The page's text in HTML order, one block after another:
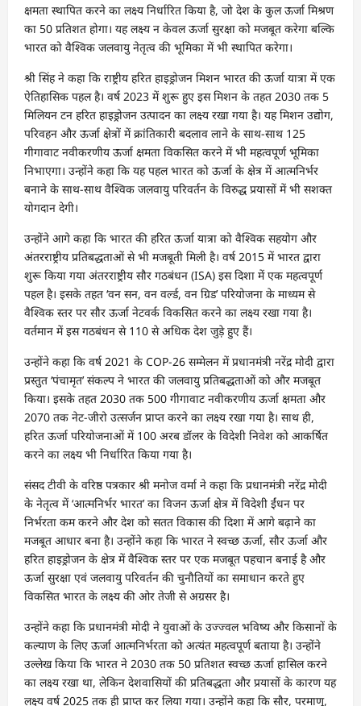
क्षमता स्थापित करने का लक्ष्य निर्धारित किया है, जो देश के कुल ऊर्जा मिश्रण
का 50 प्रतिशत होगा। यह लक्ष्य न केवल ऊर्जा सुरक्षा को मजबूत करेगा बल्कि
भारत को वैश्विक जलवायु नेतृत्व की भूमिका में भी स्थापित करेगा।
श्री सिंह ने कहा कि राष्ट्रीय हरित हाइड्रोजन मिशन भारत की ऊर्जा यात्रा में एक
ऐतिहासिक पहल है। वर्ष 2023 में शुरू हुए इस मिशन के तहत 2030 तक 5
मिलियन टन हरित हाइड्रोजन उत्पादन का लक्ष्य रखा गया है। यह मिशन उद्योग,
परिवहन और ऊर्जा क्षेत्रों में क्रांतिकारी बदलाव लाने के साथ-साथ 125
गीगावाट नवीकरणीय ऊर्जा क्षमता विकसित करने में भी महत्वपूर्ण भूमिका
निभाएगा। उन्होंने कहा कि यह पहल भारत को ऊर्जा के क्षेत्र में आत्मनिर्भर
बनाने के साथ-साथ वैश्विक जलवायु परिवर्तन के विरुद्ध प्रयासों में भी सशक्त
योगदान देगी।
उन्होंने आगे कहा कि भारत की हरित ऊर्जा यात्रा को वैश्विक सहयोग और
अंतरराष्ट्रीय प्रतिबद्धताओं से भी मजबूती मिली है। वर्ष 2015 में भारत द्वारा
शुरू किया गया अंतरराष्ट्रीय सौर गठबंधन (ISA) इस दिशा में एक महत्वपूर्ण
पहल है। इसके तहत ‘वन सन, वन वर्ल्ड, वन ग्रिड’ परियोजना के माध्यम से
वैश्विक स्तर पर सौर ऊर्जा नेटवर्क विकसित करने का लक्ष्य रखा गया है।
वर्तमान में इस गठबंधन से 110 से अधिक देश जुड़े हुए हैं।
उन्होंने कहा कि वर्ष 2021 के COP-26 सम्मेलन में प्रधानमंत्री नरेंद्र मोदी द्वारा
प्रस्तुत ‘पंचामृत’ संकल्प ने भारत की जलवायु प्रतिबद्धताओं को और मजबूत
किया। इसके तहत 2030 तक 500 गीगावाट नवीकरणीय ऊर्जा क्षमता और
2070 तक नेट-जीरो उत्सर्जन प्राप्त करने का लक्ष्य रखा गया है। साथ ही,
हरित ऊर्जा परियोजनाओं में 100 अरब डॉलर के विदेशी निवेश को आकर्षित
करने का लक्ष्य भी निर्धारित किया गया है।
संसद टीवी के वरिष्ठ पत्रकार श्री मनोज वर्मा ने कहा कि प्रधानमंत्री नरेंद्र मोदी
के नेतृत्व में ‘आत्मनिर्भर भारत’ का विजन ऊर्जा क्षेत्र में विदेशी ईंधन पर
निर्भरता कम करने और देश को सतत विकास की दिशा में आगे बढ़ाने का
मजबूत आधार बना है। उन्होंने कहा कि भारत ने स्वच्छ ऊर्जा, सौर ऊर्जा और
हरित हाइड्रोजन के क्षेत्र में वैश्विक स्तर पर एक मजबूत पहचान बनाई है और
ऊर्जा सुरक्षा एवं जलवायु परिवर्तन की चुनौतियों का समाधान करते हुए
विकसित भारत के लक्ष्य की ओर तेजी से अग्रसर है।
उन्होंने कहा कि प्रधानमंत्री मोदी ने युवाओं के उज्ज्वल भविष्य और किसानों के
कल्याण के लिए ऊर्जा आत्मनिर्भरता को अत्यंत महत्वपूर्ण बताया है। उन्होंने
उल्लेख किया कि भारत ने 2030 तक 50 प्रतिशत स्वच्छ ऊर्जा हासिल करने
का लक्ष्य रखा था, लेकिन देशवासियों की प्रतिबद्धता और प्रयासों के कारण यह
लक्ष्य वर्ष 2025 तक ही प्राप्त कर लिया गया। उन्होंने कहा कि सौर, परमाणु,